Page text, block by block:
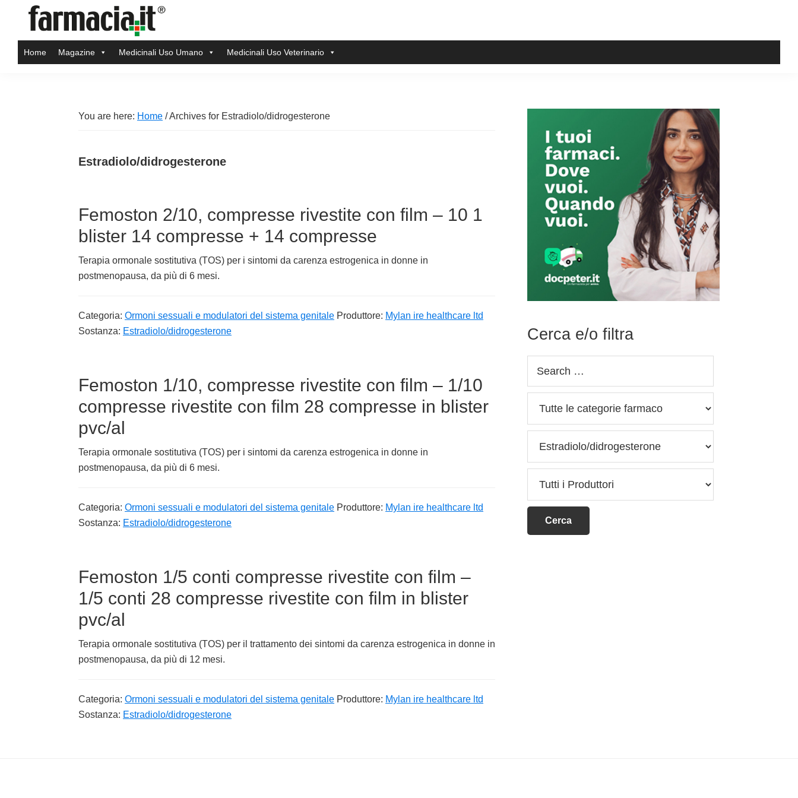
primary
main
primary
footerFarmacia.it
magazine
Home Magazine Medicinali Uso Umano Medicinali Uso Veterinario
You are here: Home /Archives for Estradiolo/didrogesterone
Estradiolo/didrogesterone
Femoston 2/10, compresse rivestite con film – 10 1
blister 14 compresse + 14 compresse
Terapia ormonale sostitutiva (TOS) per i sintomi da carenza estrogenica in donne in
postmenopausa, da più di 6 mesi.
Categoria: Ormoni sessuali e modulatori del sistema genitale Produttore: Mylan ire healthcare ltd
Sostanza: Estradiolo/didrogesterone
Femoston 1/10, compresse rivestite con film – 1/10
compresse rivestite con film 28 compresse in blister
pvc/al
Terapia ormonale sostitutiva (TOS) per i sintomi da carenza estrogenica in donne in
postmenopausa, da più di 6 mesi.
Categoria: Ormoni sessuali e modulatori del sistema genitale Produttore: Mylan ire healthcare ltd
Sostanza: Estradiolo/didrogesterone
Femoston 1/5 conti compresse rivestite con film –
1/5 conti 28 compresse rivestite con film in blister
pvc/al
Terapia ormonale sostitutiva (TOS) per il trattamento dei sintomi da carenza estrogenica in donne in
postmenopausa, da più di 12 mesi.
Categoria: Ormoni sessuali e modulatori del sistema genitale Produttore: Mylan ire healthcare ltd
Sostanza: Estradiolo/didrogesterone
Sidebar
Cerca e/o filtra